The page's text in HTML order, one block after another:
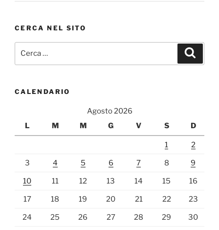
CERCA NEL SITO
CALENDARIO
Agosto 2026
L
M M G V S D
1 2
3 4 5 6 7 8 9
10 11 12 13 14 15 16
17 18 19 20 21 22 23
24 25 26 27 28 29 30